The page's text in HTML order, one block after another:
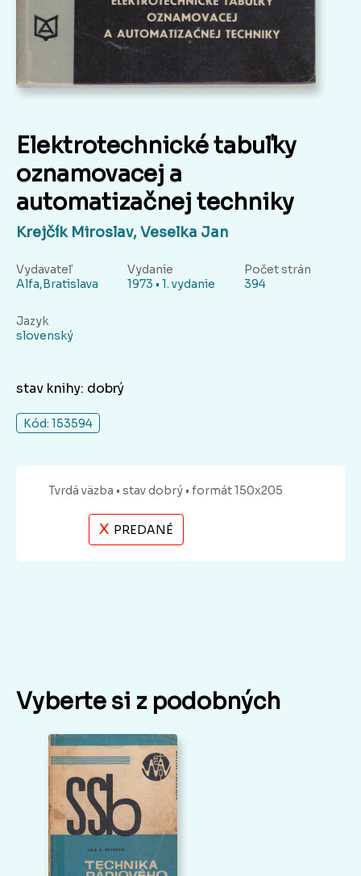
Elektrotechnické tabuľky
oznamovacej a
automatizačnej techniky
Krejčík Miroslav, Veselka Jan
Vydavateľ
Alfa,Bratislava
Vydanie
1973 • 1. vydanie
Počet strán
394
Jazyk
slovenský
stav knihy: dobrý
Kód: 153594
Tvrdá väzba • stav dobrý • formát 150x205
X PREDANÉ
Vyberte si z podobných